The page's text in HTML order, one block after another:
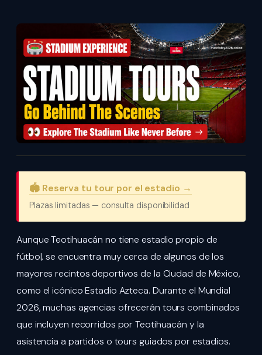
🏟️ Reserva tu tour por el estadio →
Plazas limitadas — consulta disponibilidad
Aunque Teotihuacán no tiene estadio propio de
fútbol, se encuentra muy cerca de algunos de los
mayores recintos deportivos de la Ciudad de México,
como el icónico Estadio Azteca. Durante el Mundial
2026, muchas agencias ofrecerán tours combinados
que incluyen recorridos por Teotihuacán y la
asistencia a partidos o tours guiados por estadios.